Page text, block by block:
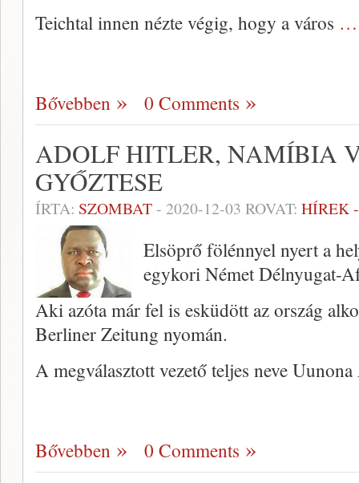
Teichtal innen nézte végig, hogy a város …
Bővebben 0 Comments
ADOLF HITLER, NAMÍBIA
GYŐZTESE
ÍRTA: SZOMBAT- 2020-12-03 ROVAT: HÍREK
Elsöprő fölénnyel nyert a
egykori Német Délnyugat-
Aki azóta már fel is esküdött az ország
Berliner Zeitung nyomán.
A megválasztott vezető teljes neve
Bővebben 0 Comments